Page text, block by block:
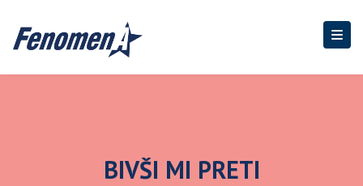
BIVŠI MI PRETI